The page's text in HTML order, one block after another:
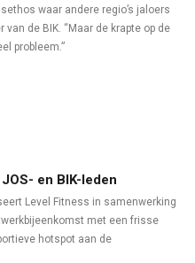
waar andere regio’s jaloers
de BIK. “Maar de krapte op de
probleem.”
en BIK-leden
Level Fitness in samenwerking
met een frisse
hotspot aan de